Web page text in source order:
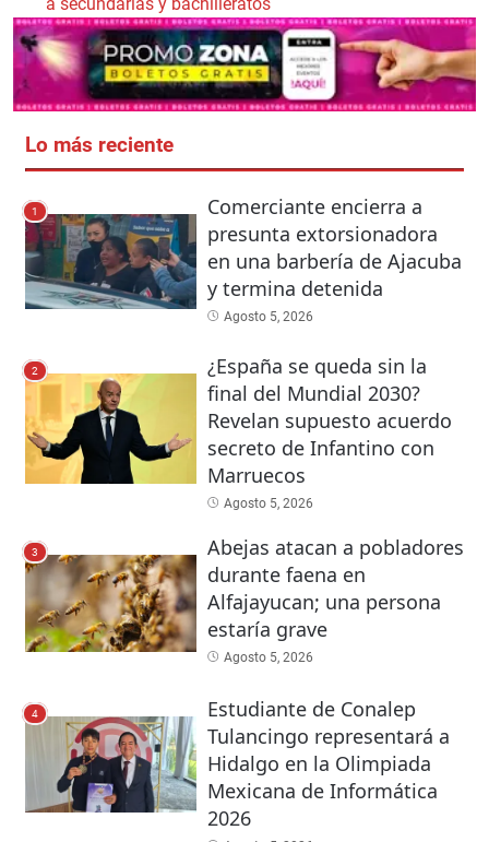
Lo más reciente
1
Comerciante encierra a
presunta extorsionadora
en una barbería de Ajacuba
y termina detenida
Agosto 5, 2026
2
¿España se queda sin la
final del Mundial 2030?
Revelan supuesto acuerdo
secreto de Infantino con
Marruecos
Agosto 5, 2026
3
Abejas atacan a pobladores
durante faena en
Alfajayucan; una persona
estaría grave
Agosto 5, 2026
4
Estudiante de Conalep
Tulancingo representará a
Hidalgo en la Olimpiada
Mexicana de Informática
2026